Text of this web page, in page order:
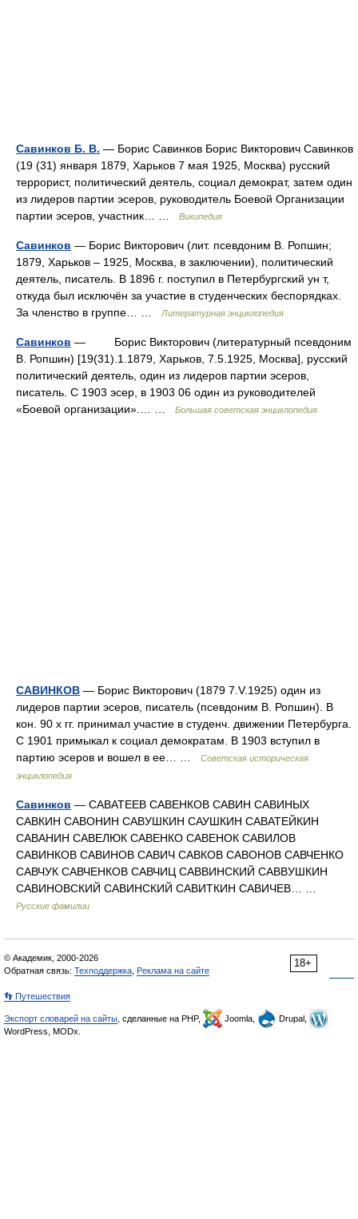
Савинков Б. В. — Борис Савинков Борис Викторович Савинков
(19 (31) января 1879, Харьков 7 мая 1925, Москва) русский
террорист, политический деятель, социал демократ, затем один
из лидеров партии эсеров, руководитель Боевой Организации
партии эсеров, участник… …
Википедия
Савинков — Борис Викторович (лит. псевдоним В. Ропшин;
1879, Харьков – 1925, Москва, в заключении), политический
деятель, писатель. В 1896 г. поступил в Петербургский ун т,
откуда был исключён за участие в студенческих беспорядках.
За членство в группе… …
Литературная энциклопедия
Савинков — Борис Викторович (литературный псевдоним
В. Ропшин) [19(31).1.1879, Харьков, 7.5.1925, Москва], русский
политический деятель, один из лидеров партии эсеров,
писатель. С 1903 эсер, в 1903 06 один из руководителей
«Боевой организации».… …
Большая советская энциклопедия
САВИНКОВ — Борис Викторович (1879 7.V.1925) один из
лидеров партии эсеров, писатель (псевдоним В. Ропшин). В
кон. 90 х гг. принимал участие в студенч. движении Петербурга.
С 1901 примыкал к социал демократам. В 1903 вступил в
партию эсеров и вошел в ее… …
Советская историческая
энциклопедия
Савинков — САВАТЕЕВ САВЕНКОВ САВИН САВИНЫХ
САВКИН САВОНИН САВУШКИН САУШКИН САВАТЕЙКИН
САВАНИН САВЕЛЮК САВЕНКО САВЕНОК САВИЛОВ
САВИНКОВ САВИНОВ САВИЧ САВКОВ САВОНОВ САВЧЕНКО
САВЧУК САВЧЕНКОВ САВЧИЦ САВВИНСКИЙ САВВУШКИН
САВИНОВСКИЙ САВИНСКИЙ САВИТКИН САВИЧЕВ… …
Русские фамилии
18+
© Академик, 2000-2026
Обратная связь: Техподдержка Реклама на сайте
👣 Путешествия
Экспорт словарей на сайты , сделанные на PHP, Joomla,
Drupal,
WordPress, MODx.